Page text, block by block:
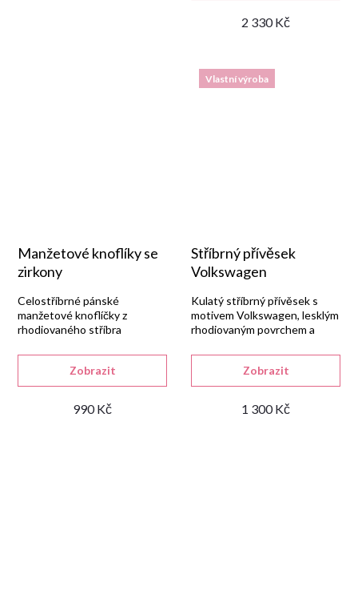
2 330 Kč
Manžetové knoflíky se
zirkony
990 Kč
Zobrazit
Celostříbrné pánské
manžetové knoflíčky z
rhodiovaného stříbra
provedení a rozměru 8 × 8
Vlastní výroba
Stříbrný přívěsek
Volkswagen
1 300 Kč
Zobrazit
Kulatý stříbrný přívěsek s
motivem Volkswagen, lesklým
rhodiovaným povrchem a